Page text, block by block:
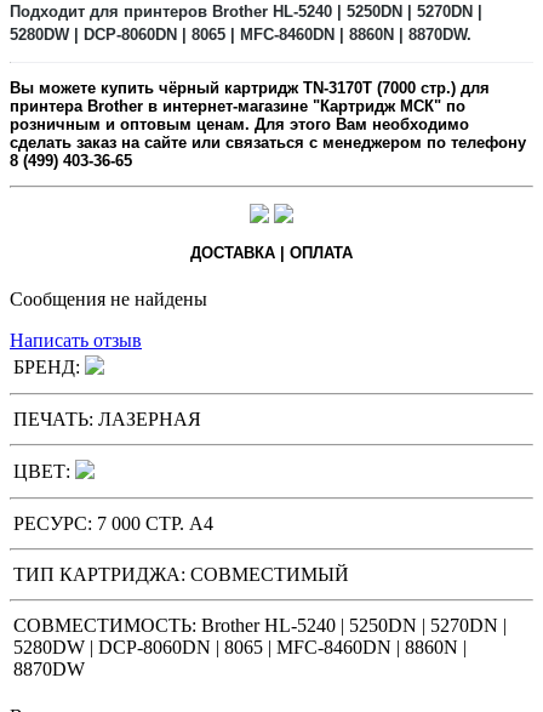
Подходит для принтеров Brother HL-5240 | 5250DN | 5270DN |
5280DW | DCP-8060DN | 8065 | MFC-8460DN | 8860N | 8870DW.
Вы можете купить чёрный картридж TN-3170T (7000 стр.) для
принтера Brother в интернет-магазине "Картридж МСК" по
розничным и оптовым ценам. Для этого Вам необходимо
сделать заказ на сайте или связаться с менеджером по телефону
8 (499) 403-36-65
ДОСТАВКА | ОПЛАТА
Сообщения не найдены
Написать отзыв
БРЕНД:
ПЕЧАТЬ: ЛАЗЕРНАЯ
ЦВЕТ:
РЕСУРС: 7 000 СТР. А4
ТИП КАРТРИДЖА: СОВМЕСТИМЫЙ
СОВМЕСТИМОСТЬ: Brother HL-5240 | 5250DN | 5270DN |
5280DW | DCP-8060DN | 8065 | MFC-8460DN | 8860N |
8870DW